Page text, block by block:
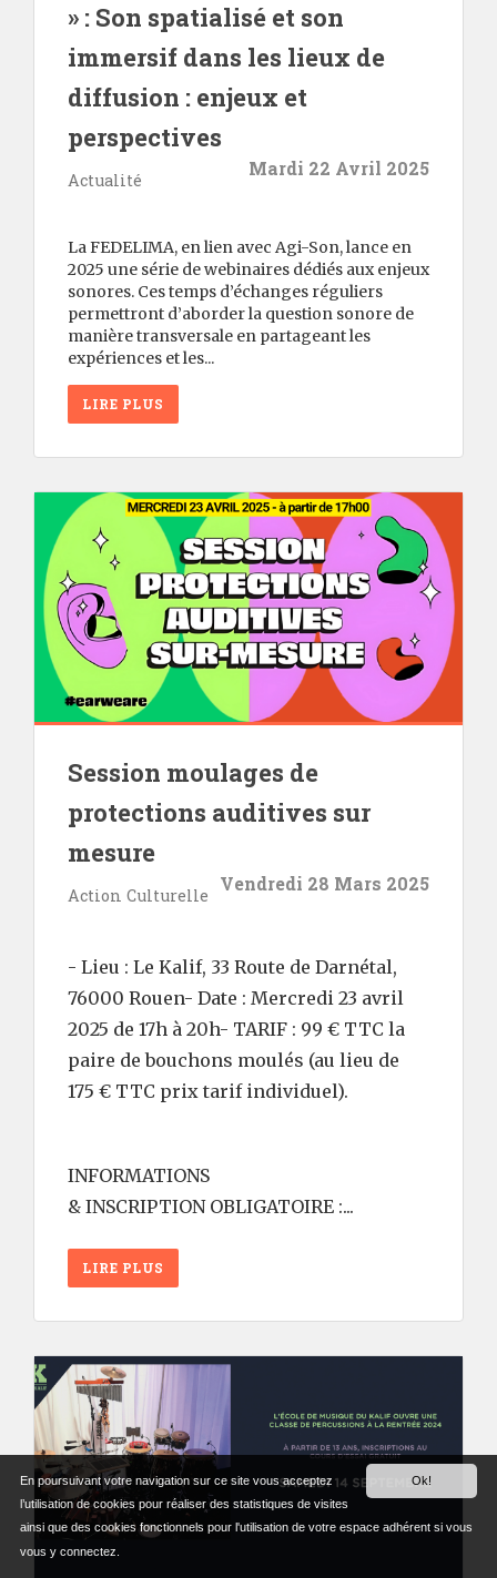
» : Son spatialisé et son
immersif dans les lieux de
diffusion : enjeux et
perspectives
Actualité
Mardi 22 Avril 2025
La FEDELIMA, en lien avec Agi-Son, lance en
2025 une série de webinaires dédiés aux enjeux
sonores. Ces temps d’échanges réguliers
permettront d’aborder la question sonore de
manière transversale en partageant les
expériences et les...
LIRE PLUS
Session moulages de
protections auditives sur
mesure
Action Culturelle
Vendredi 28 Mars 2025
- Lieu : Le Kalif, 33 Route de Darnétal,
76000 Rouen- Date : Mercredi 23 avril
2025 de 17h à 20h- TARIF : 99 € TTC la
paire de bouchons moulés (au lieu de
175 € TTC prix tarif individuel).
INFORMATIONS
& INSCRIPTION OBLIGATOIRE :...
LIRE PLUS
Ok!
En poursuivant votre navigation sur ce site vous acceptez
l’utilisation de cookies pour réaliser des statistiques de visites
ainsi que des cookies fonctionnels pour l'utilisation de votre espace adhérent si vous
vous y connectez.